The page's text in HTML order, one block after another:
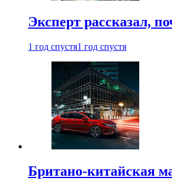
Эксперт рассказал,
1 год спустя1 год спустя
Британо-китайская